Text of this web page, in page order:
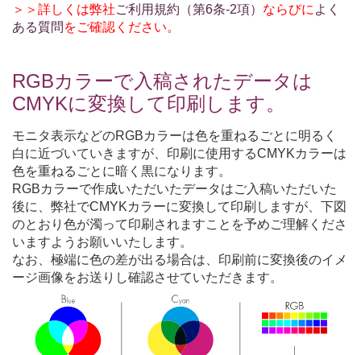
＞＞詳しくは弊社ご利用規約（第6条-2項） ならびに よく
ある質問 をご確認ください。
RGBカラーで入稿されたデータは
CMYKに変換して印刷します。
モニタ表示などのRGBカラーは色を重ねるごとに明るく
白に近づいていきますが、印刷に使用するCMYKカラーは
色を重ねるごとに暗く黒になります。
RGBカラーで作成いただいたデータはご入稿いただいた
後に、弊社でCMYKカラーに変換して印刷しますが、下図
のとおり色が濁って印刷されますことを予めご理解くださ
いますようお願いいたします。
なお、極端に色の差が出る場合は、印刷前に変換後のイメ
ージ画像をお送りし確認させていただきます。